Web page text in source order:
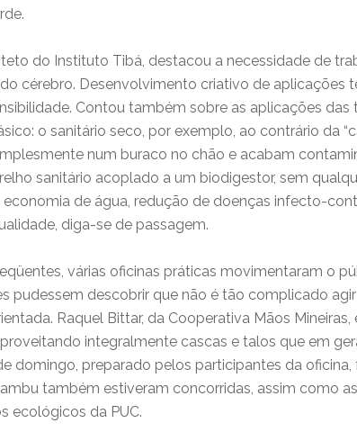
do Instituto Tibá, destacou a necessidade de
cérebro. Desenvolvimento criativo de aplicações
Contou também sobre as aplicações das
o sanitário seco, por exemplo, ao contrário da
num buraco no chão e acabam
sanitário acoplado a um biodigestor, sem
de água, redução de doenças infecto-
diga-se de passagem.
várias oficinas práticas movimentaram o
pudessem descobrir que não é tão complicado
Raquel Bittar, da Cooperativa Mãos Mineiras,
integralmente cascas e talos que em
domingo, preparado pelos participantes da oficina,
também estiveram concorridas, assim como
ecológicos da PUC.